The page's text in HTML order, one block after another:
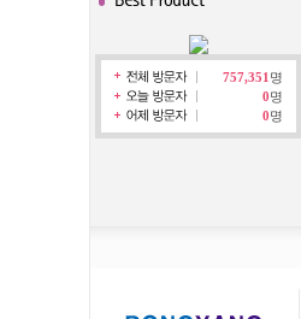
757,351 명
0명
0명